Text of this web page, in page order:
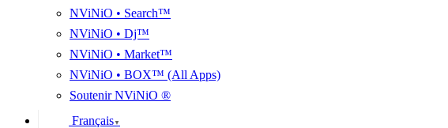
NViNiO • Search™
NViNiO • Dj™
NViNiO • Market™
NViNiO • BOX™ (All Apps)
Soutenir NViNiO ®
Français ▼